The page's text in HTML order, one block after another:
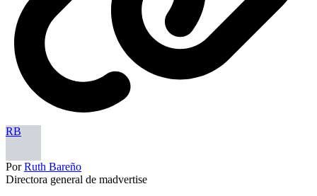
RB
PorRuth Bareño
Directora general de madvertise